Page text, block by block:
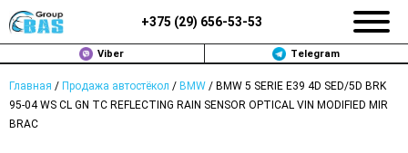
+375 (29) 656-53-53
Viber Telegram
Главная / Продажа автостёкол / BMW / BMW 5 SERIE E39 4D SED/5D BRK
95-04 WS CL GN TC REFLECTING RAIN SENSOR OPTICAL VIN MODIFIED MIR
BRAC
ЗАМЕНА АВТОСТЕКОЛ В МИНСКЕ